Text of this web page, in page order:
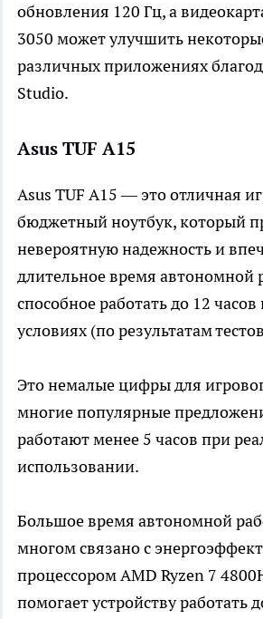
обновления 120 Гц, а
3050 может улучшить
различных приложениях
Studio.
Asus TUF A15
Asus TUF A15 — это отличная
бюджетный ноутбук, который
невероятную надежность и
длительное время автономной
способное работать до 12
условиях (по результатам
Это немалые цифры для
многие популярные
работают менее 5 часов при
использовании.
Большое время автономной
многом связано с
процессором AMD Ryzen 7
помогает устройству работать